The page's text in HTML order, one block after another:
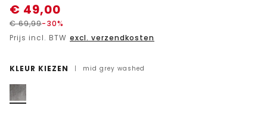
€ 49,00
€69,99-30%
Prijs incl. BTW excl. verzendkosten
KLEUR KIEZEN | mid grey washed